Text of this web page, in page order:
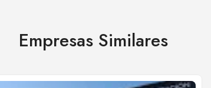
Empresas Similares